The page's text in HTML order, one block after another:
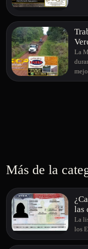
La
Más de la
las
La
los